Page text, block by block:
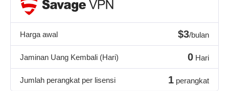
Harga awal $3/bulan
Jaminan Uang Kembali (Hari) 0 Hari
Jumlah perangkat per lisensi 1 perangkat